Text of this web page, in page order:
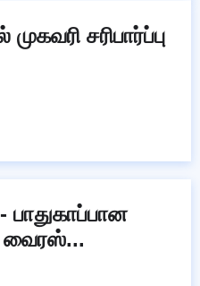
சரிபார்ப்பு